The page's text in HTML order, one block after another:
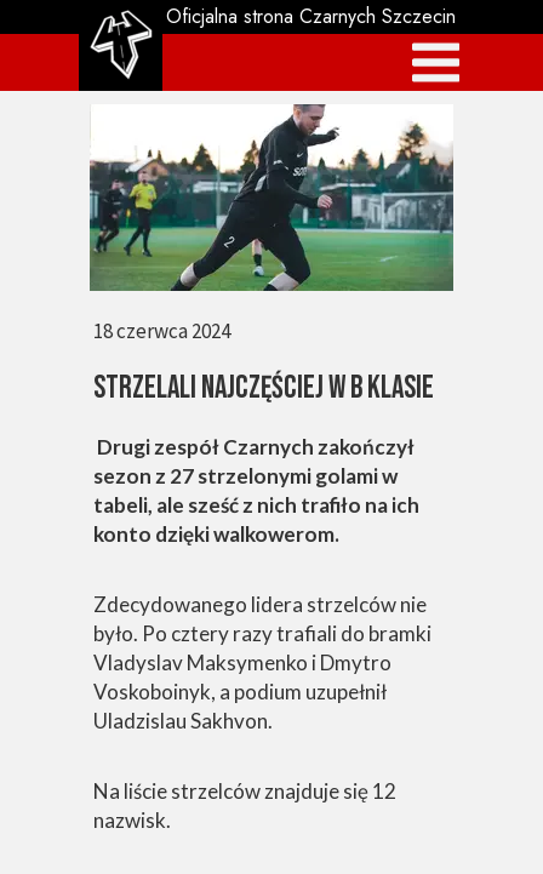
Drugi zespół Czarnych zakończył
sezon z 27 strzelonymi golami w
tabeli, ale sześć z nich trafiło na ich
konto dzięki walkowerom.
Zdecydowanego lidera strzelców nie
było. Po cztery razy trafiali do bramki
Vladyslav Maksymenko i Dmytro
Voskoboinyk, a podium uzupełnił
Uladzislau Sakhvon.
Na liście strzelców znajduje się 12
nazwisk.
STRZELALI NAJCZĘŚCIEJ W B KLASIE
18 czerwca 2024
Oficjalna strona Czarnych Szczecin